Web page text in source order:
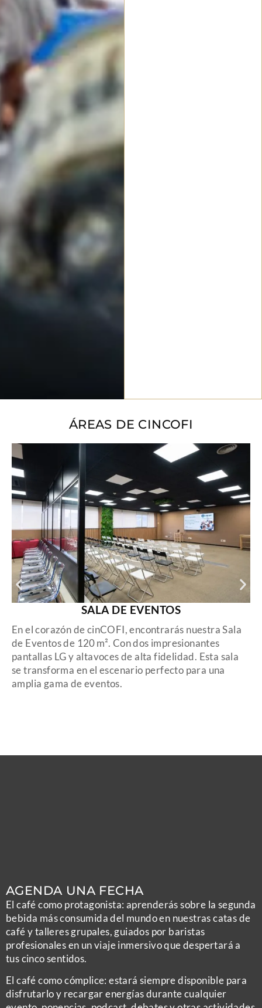
ÁREAS DE CINCOFI
SALA DE EVENTOS
En el corazón de cinCOFI, encontrarás nuestra Sala
de Eventos de 120 m². Con dos impresionantes
pantallas LG y altavoces de alta fidelidad. Esta sala
se transforma en el escenario perfecto para una
amplia gama de eventos.
AGENDA UNA FECHA
El café como protagonista: aprenderás sobre la segunda
bebida más consumida del mundo en nuestras catas de
café y talleres grupales, guiados por baristas
profesionales en un viaje inmersivo que despertará a
tus cinco sentidos.
El café como cómplice: estará siempre disponible para
disfrutarlo y recargar energías durante cualquier